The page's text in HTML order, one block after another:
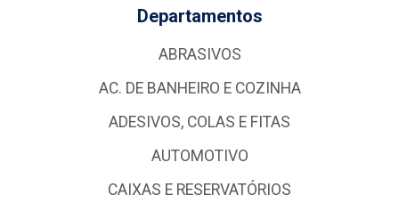
Departamentos
ABRASIVOS
AC. DE BANHEIRO E COZINHA
ADESIVOS, COLAS E FITAS
AUTOMOTIVO
CAIXAS E RESERVATÓRIOS